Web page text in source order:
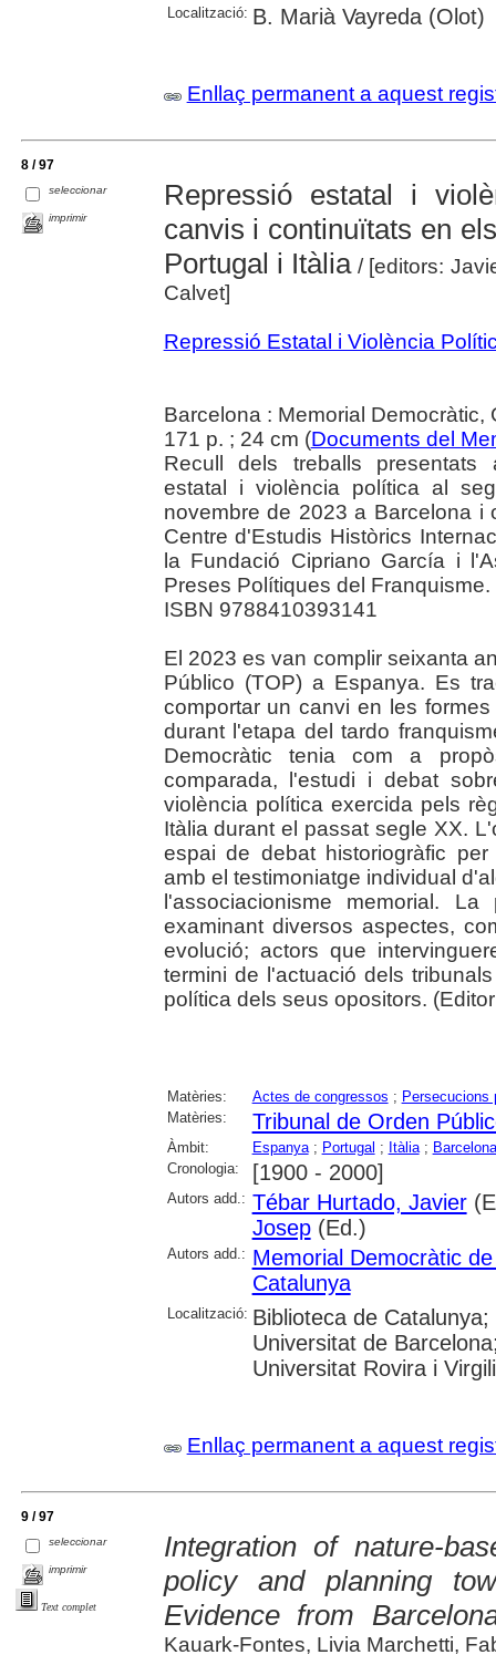
Localització: B. Marià Vayreda (Olot)
Enllaç permanent a aquest
8 / 97
seleccionar
imprimir
Repressió estatal i
canvis i continuïtats en
Portugal i Itàlia/ [editors:
Calvet]
Repressió Estatal i Violència
Barcelona : Memorial
171 p. ; 24 cm (Documents del
Recull dels treballs presentats
estatal i violència política al
novembre de 2023 a Barcelona i
Centre d'Estudis Històrics
la Fundació Cipriano García i
Preses Polítiques del
ISBN 9788410393141
El 2023 es van complir seixanta
Público (TOP) a Espanya. Es
comportar un canvi en les
durant l'etapa del tardo
Democràtic tenia com a
comparada, l'estudi i debat
violència política exercida pels
Itàlia durant el passat segle XX.
espai de debat historiogràfic
amb el testimoniatge individual
l'associacionisme memorial.
examinant diversos aspectes,
evolució; actors que
termini de l'actuació dels
política dels seus opositors.
Matèries: Actes de congressos ; Persecucions
Matèries:
Tribunal de Orden
Àmbit: Espanya; Portugal ; Itàlia; Barcelona
Cronologia:
[1900 - 2000]
Autors add.: Tébar Hurtado, Javier
Josep(Ed.)
Autors add.: Memorial Democràtic
Catalunya
Localització: Biblioteca de
Universitat de
Universitat Rovira i
Enllaç permanent a aquest
9 / 97
seleccionar
imprimir
Text complet
Integration of nature-
policy and planning
Evidence from
Kauark-Fontes, Livia Marchetti,